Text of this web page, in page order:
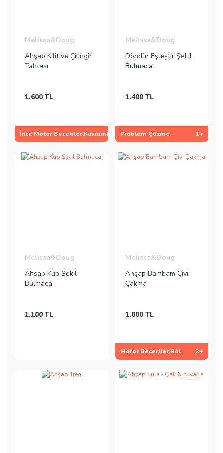
Melissa&Doug
Ahşap Kilit ve Çilingir
Tahtası
1.600 TL
İnce Motor Beceriler,Kavramlar 3+
Melissa&Doug
Döndür Eşleştir Şekil
Bulmaca
1.400 TL
Problem Çözme 1+
Melissa&Doug
Ahşap Küp Şekil
Bulmaca
1.100 TL
Melissa&Doug
Ahşap Bambam Çivi
Çakma
1.000 TL
Motor Beceriler,Rol 2+